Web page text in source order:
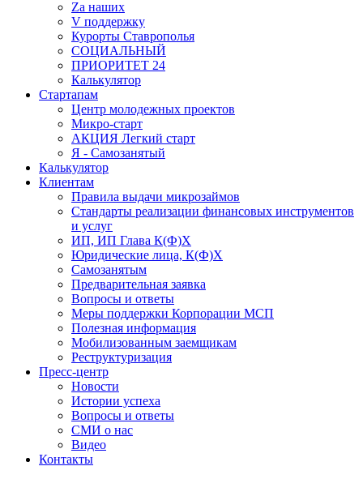
Za наших
V поддержку
Курорты Ставрополья
СОЦИАЛЬНЫЙ
ПРИОРИТЕТ 24
Калькулятор
Стартапам
Центр молодежных проектов
Микро-старт
АКЦИЯ Легкий старт
Я - Самозанятый
Калькулятор
Клиентам
Правила выдачи микрозаймов
Стандарты реализации финансовых инструментов
и услуг
ИП, ИП Глава К(Ф)Х
Юридические лица, К(Ф)Х
Самозанятым
Предварительная заявка
Вопросы и ответы
Меры поддержки Корпорации МСП
Полезная информация
Мобилизованным заемщикам
Реструктуризация
Пресс-центр
Новости
Истории успеха
Вопросы и ответы
СМИ о нас
Видео
Контакты